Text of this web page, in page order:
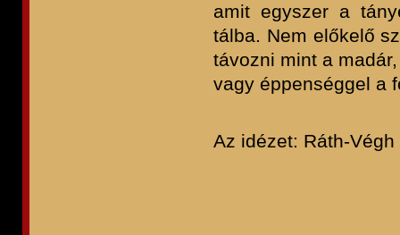
amit egyszer a
tálba. Nem előkelő
távozni mint a
vagy éppenséggel a
Az idézet: Ráth-